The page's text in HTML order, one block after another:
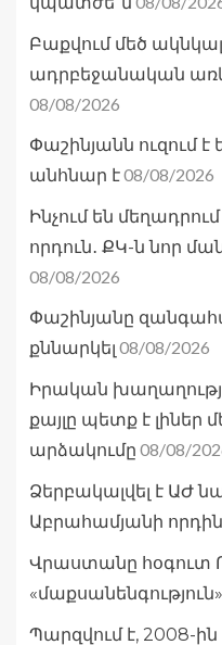
Բաքվում մեծ
ադրբեջանական
08/08/2026
Փաշինյանն ուզում է
անհնար է08/08/2026
Ինչում են
որդուն․ ՔԿ-ն նոր
08/08/2026
Փաշինյանը
քննարկել 08/08/2026
Իրական
քայլը պետք է լիներ
արձակումը 08/08/
Ձերբակալվել է ԱԺ
Աբրահամյանի
Վրաստանը հօգուտ
Պարզվում է, 2008-